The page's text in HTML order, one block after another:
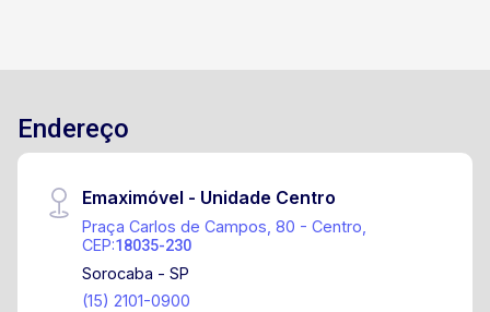
Endereço
Emaximóvel - Unidade Centro
Praça Carlos de Campos, 80 - Centro,
CEP:18035-230
Sorocaba - SP
(15) 2101-0900